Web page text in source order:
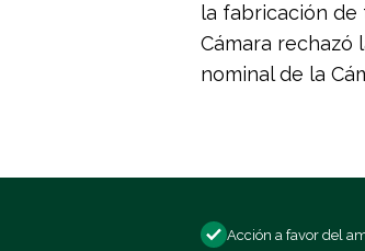
la fabricación de
Cámara rechazó
nominal de la
Acción a favor del